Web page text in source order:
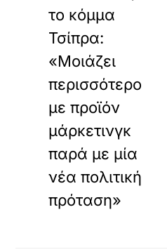
το κόμμα
Τσίπρα:
«Μοιάζει
περισσότερο
με προϊόν
μάρκετινγκ
παρά με μία
νέα πολιτική
πρόταση»